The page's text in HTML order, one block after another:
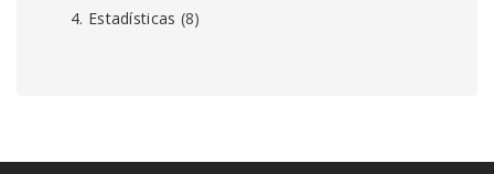
4. Estadísticas (8)